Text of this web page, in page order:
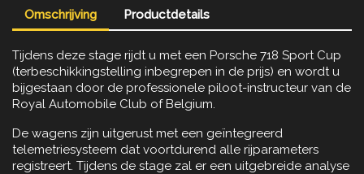
Omschrijving Productdetails
Tijdens deze stage rijdt u met een Porsche 718 Sport Cup
(terbeschikkingstelling inbegrepen in de prijs) en wordt u
bijgestaan door de professionele piloot-instructeur van de
Royal Automobile Club of Belgium.
De wagens zijn uitgerust met een geïntegreerd
telemetriesysteem dat voortdurend alle rijparameters
registreert. Tijdens de stage zal er een uitgebreide analyse